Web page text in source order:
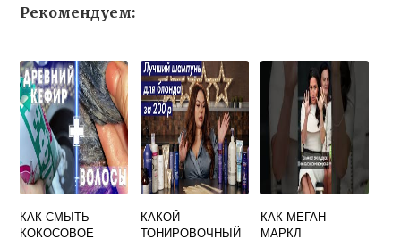
Рекомендуем:
КАК СМЫТЬ
КОКОСОВОЕ
КАКОЙ
ТОНИРОВОЧНЫЙ
КАК МЕГАН
МАРКЛ